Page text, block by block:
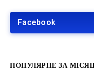
Facebook
ПОПУЛЯРНЕ ЗА